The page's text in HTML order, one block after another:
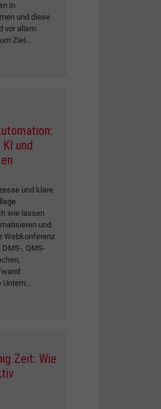
in
und diese
vor allem
Ziel....
und
und klare
wie lassen
und
Webkonferenz
, QMS-
Zeit: Wie